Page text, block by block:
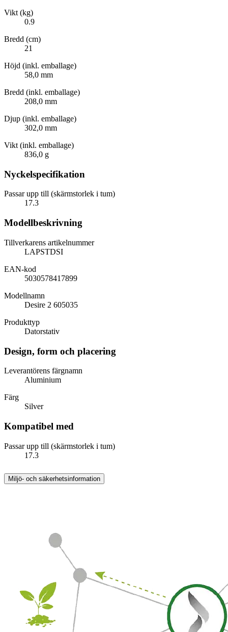
Vikt (kg)
0.9
Bredd (cm)
21
Höjd (inkl. emballage)
58,0 mm
Bredd (inkl. emballage)
208,0 mm
Djup (inkl. emballage)
302,0 mm
Vikt (inkl. emballage)
836,0 g
Nyckelspecifikation
Passar upp till (skärmstorlek i tum)
17.3
Modellbeskrivning
Tillverkarens artikelnummer
LAPSTDSI
EAN-kod
5030578417899
Modellnamn
Desire 2 605035
Produkttyp
Datorstativ
Design, form och placering
Leverantörens färgnamn
Aluminium
Färg
Silver
Kompatibel med
Passar upp till (skärmstorlek i tum)
17.3
Miljö- och säkerhetsinformation